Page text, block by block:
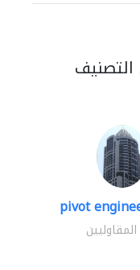
pivot
المقاوليين